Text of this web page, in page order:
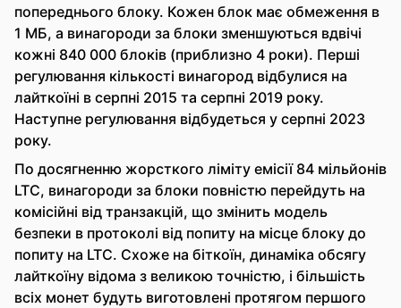
попереднього блоку. Кожен блок має обмеження в
1 МБ, а винагороди за блоки зменшуються вдвічі
кожні 840 000 блоків (приблизно 4 роки). Перші
регулювання кількості винагород відбулися на
лайткоїні в серпні 2015 та серпні 2019 року.
Наступне регулювання відбудеться у серпні 2023
року.
По досягненню жорсткого ліміту емісії 84 мільйонів
LTC, винагороди за блоки повністю перейдуть на
комісійні від транзакцій, що змінить модель
безпеки в протоколі від попиту на місце блоку до
попиту на LTC. Схоже на біткоїн, динаміка обсягу
лайткоїну відома з великою точністю, і більшість
всіх монет будуть виготовлені протягом першого